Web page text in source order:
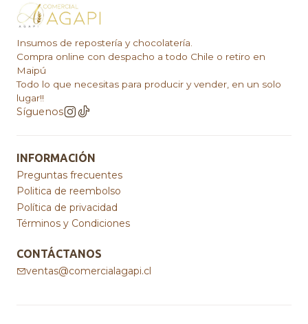
Insumos de repostería y chocolatería.
Compra online con despacho a todo Chile o retiro en
Maipú
Todo lo que necesitas para producir y vender, en un solo
lugar!!
Síguenos
INFORMACIÓN
Preguntas frecuentes
Politica de reembolso
Política de privacidad
Términos y Condiciones
CONTÁCTANOS
ventas@comercialagapi.cl